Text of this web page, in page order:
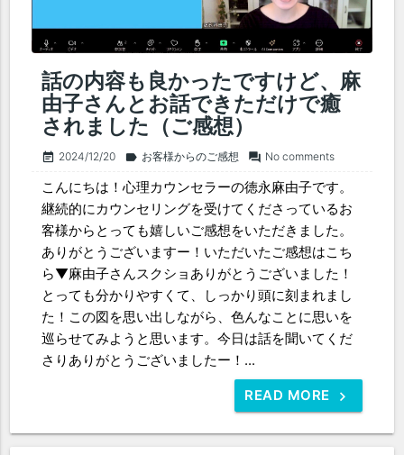
話の内容も良かったですけど、麻
由子さんとお話できただけで癒
されました（ご感想）
event_note 2024/12/20 label お客様からのご感想 forum No comments
こんにちは！心理カウンセラーの徳永麻由子です。
継続的にカウンセリングを受けてくださっているお
客様からとっても嬉しいご感想をいただきました。
ありがとうございますー！いただいたご感想はこち
ら▼麻由子さんスクショありがとうございました！
とっても分かりやすくて、しっかり頭に刻まれまし
た！この図を思い出しながら、色んなことに思いを
巡らせてみようと思います。今日は話を聞いてくだ
さりありがとうございましたー！...
READ MORE